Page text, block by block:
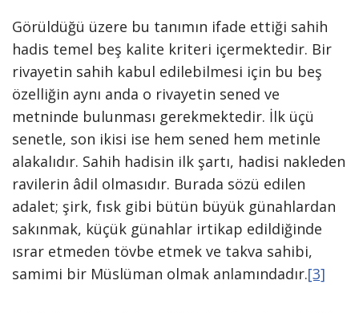
Görüldüğü üzere bu tanımın ifade ettiği sahih
hadis temel beş kalite kriteri içermektedir. Bir
rivayetin sahih kabul edilebilmesi için bu beş
özelliğin aynı anda o rivayetin sened ve
metninde bulunması gerekmektedir. İlk üçü
senetle, son ikisi ise hem sened hem metinle
alakalıdır. Sahih hadisin ilk şartı, hadisi nakleden
ravilerin âdil olmasıdır. Burada sözü edilen
adalet; şirk, fısk gibi bütün büyük günahlardan
sakınmak, küçük günahlar irtikap edildiğinde
ısrar etmeden tövbe etmek ve takva sahibi,
samimi bir Müslüman olmak anlamındadır.[3]